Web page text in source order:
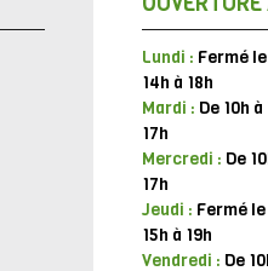
Lundi : Fermé
14h à 18h
Mardi : De 10h
17h
Mercredi : De
17h
Jeudi : Fermé
15h à 19h
Vendredi : De